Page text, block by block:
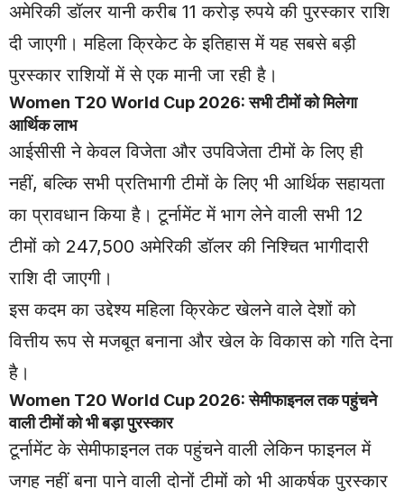
अमेरिकी डॉलर यानी करीब 11 करोड़ रुपये की पुरस्कार राशि
दी जाएगी। महिला क्रिकेट के इतिहास में यह सबसे बड़ी
पुरस्कार राशियों में से एक मानी जा रही है।
Women T20 World Cup 2026: सभी टीमों को मिलेगा
आर्थिक लाभ
आईसीसी ने केवल विजेता और उपविजेता टीमों के लिए ही
नहीं, बल्कि सभी प्रतिभागी टीमों के लिए भी आर्थिक सहायता
का प्रावधान किया है। टूर्नामेंट में भाग लेने वाली सभी 12
टीमों को 247,500 अमेरिकी डॉलर की निश्चित भागीदारी
राशि दी जाएगी।
इस कदम का उद्देश्य महिला क्रिकेट खेलने वाले देशों को
वित्तीय रूप से मजबूत बनाना और खेल के विकास को गति देना
है।
Women T20 World Cup 2026: सेमीफाइनल तक पहुंचने
वाली टीमों को भी बड़ा पुरस्कार
टूर्नामेंट के सेमीफाइनल तक पहुंचने वाली लेकिन फाइनल में
जगह नहीं बना पाने वाली दोनों टीमों को भी आकर्षक पुरस्कार